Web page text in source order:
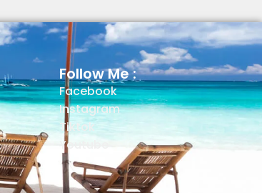
Follow Me :
Facebook
Instagram
Tiktok
Youtube